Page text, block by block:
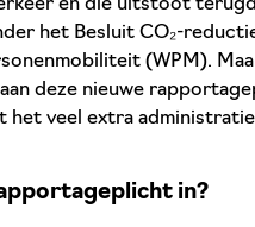
en die uitstoot
het Besluit CO₂-
(WPM).
deze nieuwe
het veel extra
in?